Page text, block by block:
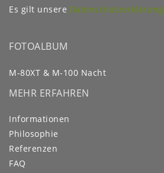
Es gilt unsere Datenschutzerklärung
FOTOALBUM
M-80XT & M-100 Nacht
MEHR ERFAHREN
Informationen
Philosophie
Referenzen
FAQ